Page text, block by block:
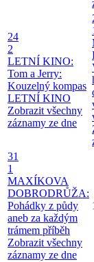
24
2
LETNÍ KINO:
Tom a Jerry:
Kouzelný kompas
LETNÍ KINO
Zobrazit všechny
záznamy ze dne
31
1
MAXÍKOVA
DOBRODRŮŽA:
Pohádky z půdy
aneb za každým
trámem příběh
Zobrazit všechny
záznamy ze dne